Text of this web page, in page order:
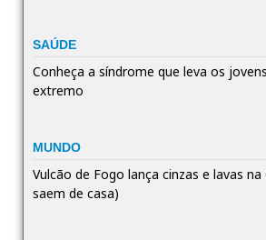
SAÚDE
Conheça a síndrome que leva os
extremo
MUNDO
Vulcão de Fogo lança cinzas e lavas
saem de casa)